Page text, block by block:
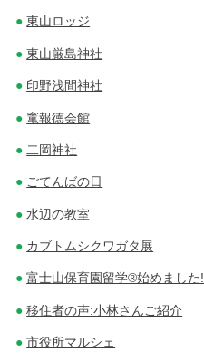
東山ロッジ
東山厳島神社
印野浅間神社
竃報徳会館
二岡神社
ごてんばの日
水辺の教室
カブトムシクワガタ展
富士山保育園留学®始めました!
移住者の声:小林さんご紹介
市役所マルシェ